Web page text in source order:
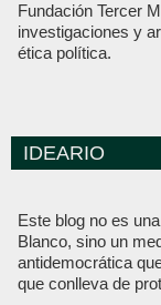
Fundación Tercer
investigaciones y
ética política.
IDEARIO
Este blog no es
Blanco, sino un
antidemocrática
que conlleva de